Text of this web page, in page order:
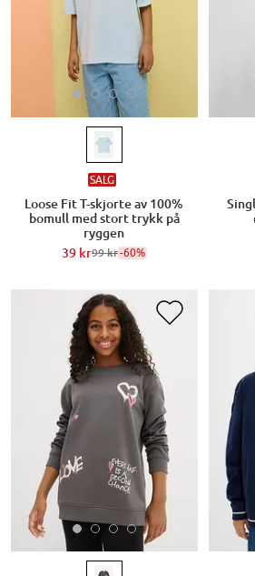
SALG
Loose Fit T-skjorte av 100%
bomull med stort trykk på
ryggen
39 kr99 kr-60%